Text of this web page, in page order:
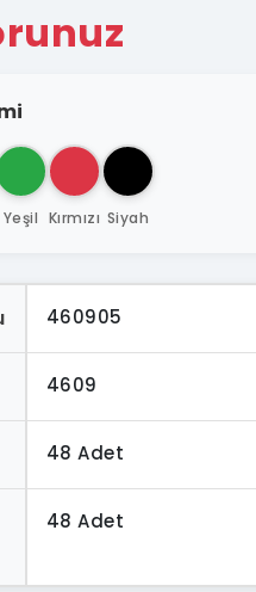
Yeşil Kırmızı Siyah
460905
4609
48 Adet
48 Adet